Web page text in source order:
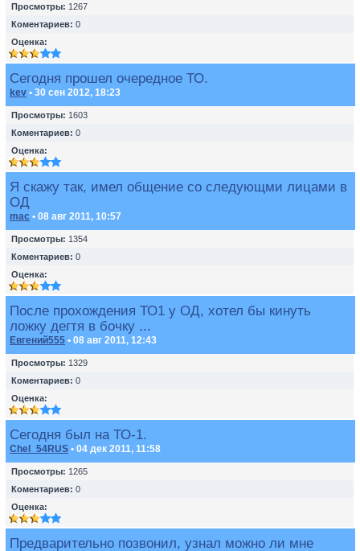
Просмотры: 1267
Коментариев: 0
Оценка:
Сегодня прошел очередное ТО.
kev • 30 сен 2012, 18:23
Просмотры: 1603
Коментариев: 0
Оценка:
Я скажу так, имел общение со следующми лицами в
ОД
mac • 08 авг 2011, 10:57
Просмотры: 1354
Коментариев: 0
Оценка:
После прохождения ТО1 у ОД, хотел бы кинуть
ложку дегтя в бочку ...
Евгений555 • 08 авг 2011, 12:43
Просмотры: 1329
Коментариев: 0
Оценка:
Сегодня был на ТО-1.
Chel_54RUS • 04 дек 2011, 11:58
Просмотры: 1265
Коментариев: 0
Оценка:
Предварительно позвонил, узнал можно ли мне